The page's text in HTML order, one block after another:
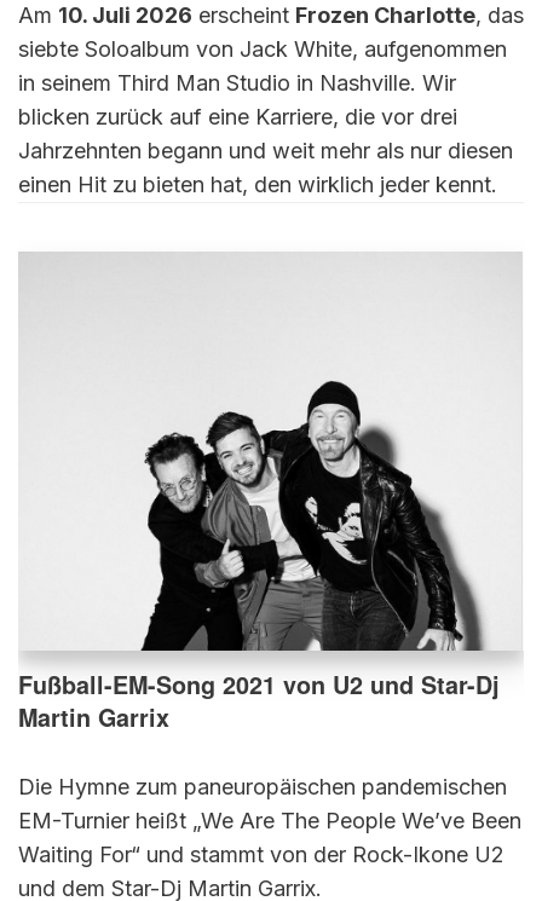
Am 10. Juli 2026 erscheint Frozen Charlotte, das
siebte Soloalbum von Jack White, aufgenommen
in seinem Third Man Studio in Nashville. Wir
blicken zurück auf eine Karriere, die vor drei
Jahrzehnten begann und weit mehr als nur diesen
einen Hit zu bieten hat, den wirklich jeder kennt.
Fußball-EM-Song 2021 von U2 und Star-Dj
Martin Garrix
Die Hymne zum paneuropäischen pandemischen
EM-Turnier heißt „We Are The People We’ve Been
Waiting For“ und stammt von der Rock-Ikone U2
und dem Star-Dj Martin Garrix.